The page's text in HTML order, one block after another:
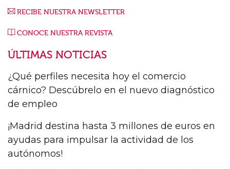
RECIBE NUESTRA NEWSLETTER
CONOCE NUESTRA REVISTA
ÚLTIMAS NOTICIAS
¿Qué perfiles necesita hoy el comercio
cárnico? Descúbrelo en el nuevo diagnóstico
de empleo
¡Madrid destina hasta 3 millones de euros en
ayudas para impulsar la actividad de los
autónomos!